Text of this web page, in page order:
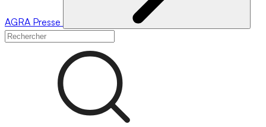
AGRA Presse